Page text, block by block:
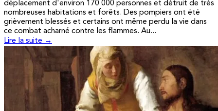
déplacement d'environ 170 000 personnes et détruit de très
nombreuses habitations et forêts. Des pompiers ont été
grièvement blessés et certains ont même perdu la vie dans
ce combat acharné contre les flammes. Au...
Lire la suite →